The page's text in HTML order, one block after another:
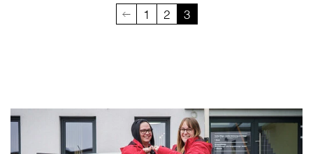
1 2 3